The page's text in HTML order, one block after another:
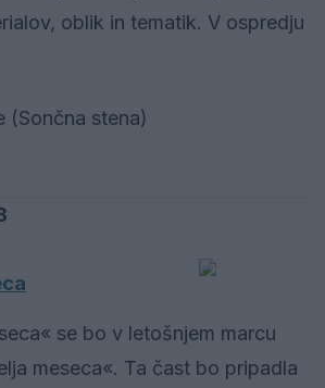
oblik in tematik. V ospredju
(Sončna stena)
se bo v letošnjem marcu
meseca«. Ta čast bo pripadla